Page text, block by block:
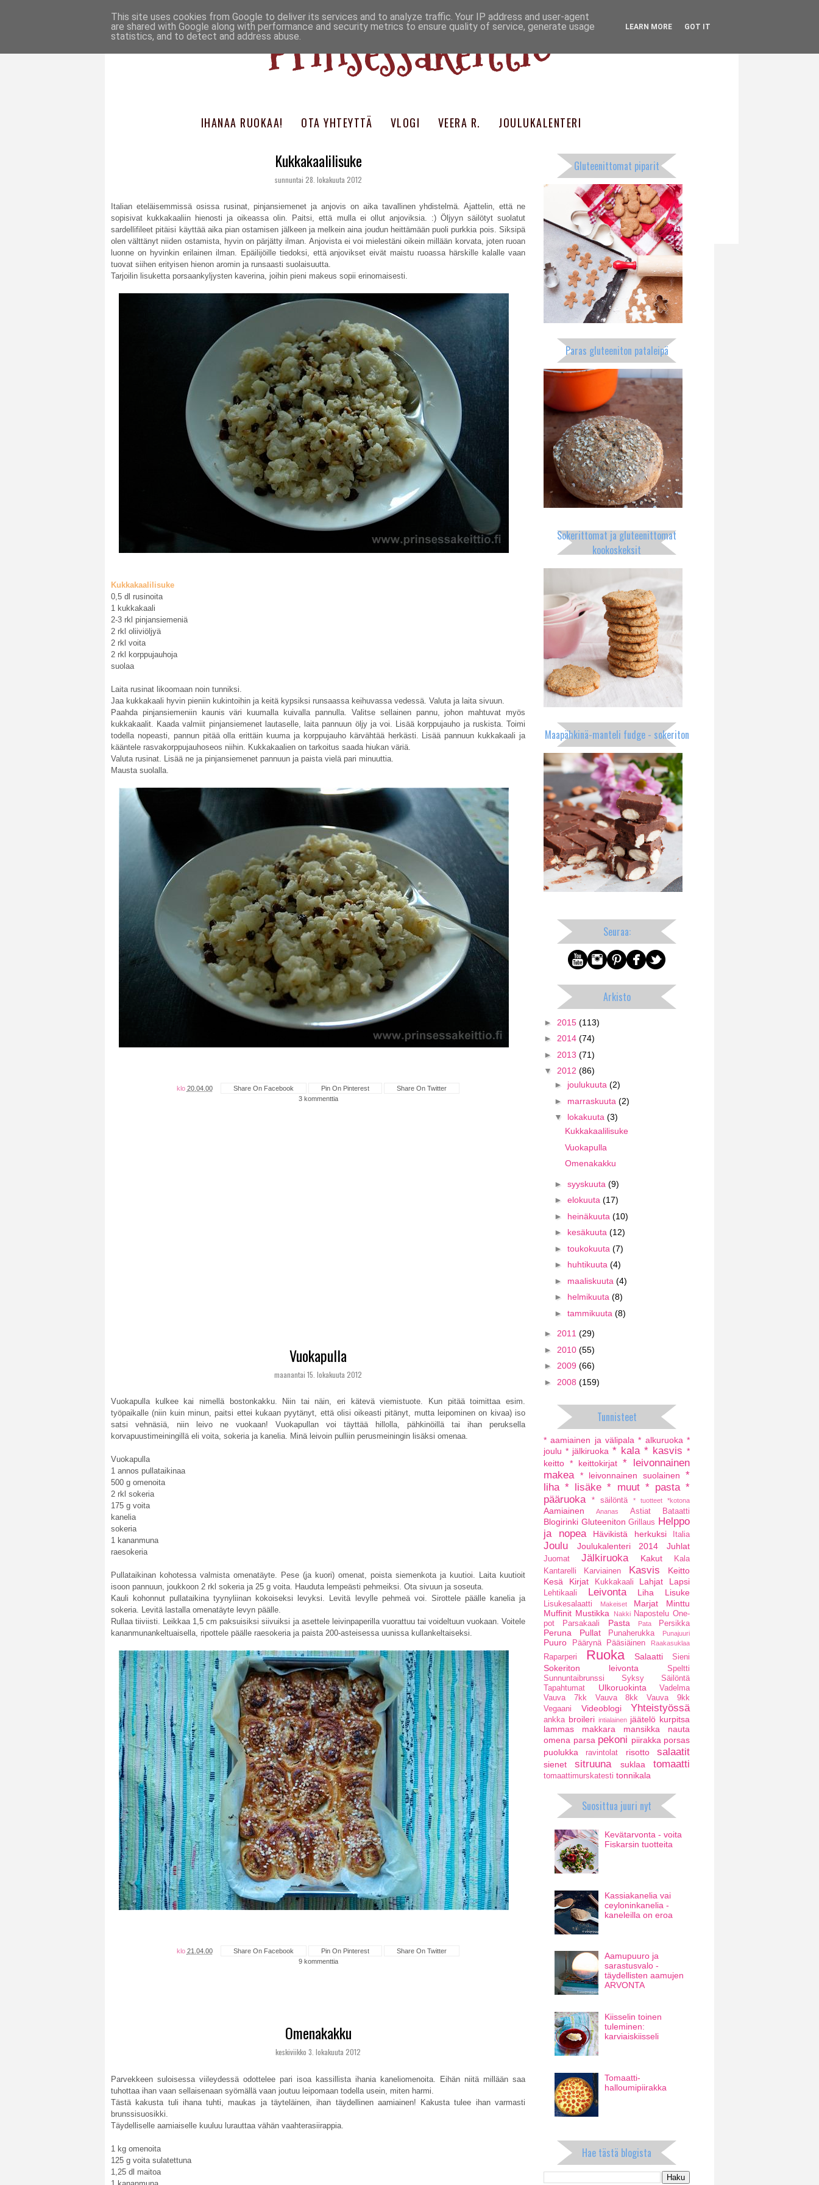
Prinsessakeittiö
IHANAA RUOKAA! OTA YHTEYTTÄ VLOGI VEERA R. JOULUKALENTERI
Kukkakaalilisuke
sunnuntai 28. lokakuuta 2012
Italian eteläisemmissä osissa rusinat, pinjansiemenet ja anjovis on aika tavallinen yhdistelmä. Ajattelin, että ne
sopisivat kukkakaaliin hienosti ja oikeassa olin. Paitsi, että mulla ei ollut anjoviksia. :) Öljyyn säilötyt suolatut
sardellifileet pitäisi käyttää aika pian ostamisen jälkeen ja melkein aina joudun heittämään puoli purkkia pois. Siksipä
olen välttänyt niiden ostamista, hyvin on pärjätty ilman. Anjovista ei voi mielestäni oikein millään korvata, joten ruoan
luonne on hyvinkin erilainen ilman. Epäilijöille tiedoksi, että anjovikset eivät maistu ruoassa härskille kalalle vaan
tuovat siihen erityisen hienon aromin ja runsaasti suolaisuutta.
Tarjoilin lisuketta porsaankyljysten kaverina, joihin pieni makeus sopii erinomaisesti.
Kukkakaalilisuke
0,5 dl rusinoita
1 kukkakaali
2-3 rkl pinjansiemeniä
2 rkl oliiviöljyä
2 rkl voita
2 rkl korppujauhoja
suolaa
Laita rusinat likoomaan noin tunniksi.
Jaa kukkakaali hyvin pieniin kukintoihin ja keitä kypsiksi runsaassa keihuvassa vedessä. Valuta ja laita sivuun.
Paahda pinjansiemeniin kaunis väri kuumalla kuivalla pannulla. Valitse sellainen pannu, johon mahtuvat myös
kukkakaalit. Kaada valmiit pinjansiemenet lautaselle, laita pannuun öljy ja voi. Lisää korppujauho ja ruskista. Toimi
todella nopeasti, pannun pitää olla erittäin kuuma ja korppujauho kärvähtää herkästi. Lisää pannuun kukkakaali ja
kääntele rasvakorppujauhoseos niihin. Kukkakaalien on tarkoitus saada hiukan väriä.
Valuta rusinat. Lisää ne ja pinjansiemenet pannuun ja paista vielä pari minuuttia.
Mausta suolalla.
klo 20.04.00 Share On Facebook Pin On Pinterest
Share On Twitter
3 kommenttia
Vuokapulla
maanantai 15. lokakuuta 2012
Vuokapulla kulkee kai nimellä bostonkakku. Niin tai näin, eri kätevä viemistuote. Kun pitää toimittaa esim.
työpaikalle (niin kuin minun, paitsi ettei kukaan pyytänyt, että olisi oikeasti pitänyt, mutta leipominen on kivaa) iso
satsi vehnäsiä, niin leivo ne vuokaan! Vuokapullan voi täyttää hillolla, pähkinöillä tai ihan peruksella
korvapuustimeiningillä eli voita, sokeria ja kanelia. Minä leivoin pulliin perusmeiningin lisäksi omenaa.
Vuokapulla
1 annos pullataikinaa
500 g omenoita
2 rkl sokeria
175 g voita
kanelia
sokeria
1 kananmuna
raesokeria
Pullataikinan kohotessa valmista omenatäyte. Pese (ja kuori) omenat, poista siemenkota ja kuutioi. Laita kuutioit
isoon pannuun, joukkoon 2 rkl sokeria ja 25 g voita. Hauduta lempeästi pehmeiksi. Ota sivuun ja soseuta.
Kauli kohonnut pullataikina tyynyliinan kokoiseksi levyksi. Levitä levylle pehmeä voi. Sirottele päälle kanelia ja
sokeria. Levitä lastalla omenatäyte levyn päälle.
Rullaa tiiviisti. Leikkaa 1,5 cm paksuisiksi siivuiksi ja asettele leivinpaperilla vuorattuu tai voideltuun vuokaan. Voitele
kananmunankeltuaisella, ripottele päälle raesokeria ja paista 200-asteisessa uunissa kullankeltaiseksi.
klo 21.04.00 Share On Facebook Pin On Pinterest
Share On Twitter
9 kommenttia
Omenakakku
keskiviikko 3. lokakuuta 2012
Parvekkeen suloisessa viileydessä odottelee pari isoa kassillista ihania kaneliomenoita. Eihän niitä millään saa
tuhottaa ihan vaan sellaisenaan syömällä vaan joutuu leipomaan todella usein, miten harmi.
Tästä kakusta tuli ihana tuhti, maukas ja täyteläinen, ihan täydellinen aamiainen! Kakusta tulee ihan varmasti
brunssisuosikki.
Täydelliselle aamiaiselle kuuluu lurauttaa vähän vaahterasiirappia.
1 kg omenoita
125 g voita sulatettuna
1,25 dl maitoa
Gluteenittomat piparit
Paras gluteeniton pataleipä
Sokerittomat ja gluteenittomat
kookoskeksit
Maapähkinä-manteli fudge - sokeriton
Seuraa:
Arkisto
► 2015 (113)
► 2014 (74)
► 2013 (71)
▼ 2012 (86)
► joulukuuta (2)
► marraskuuta (2)
▼ lokakuuta (3)
Kukkakaalilisuke
Vuokapulla
Omenakakku
► syyskuuta (9)
► elokuuta (17)
► heinäkuuta (10)
► kesäkuuta (12)
► toukokuuta (7)
► huhtikuuta (4)
► maaliskuuta (4)
► helmikuuta (8)
► tammikuuta (8)
► 2011 (29)
► 2010 (55)
► 2009 (66)
► 2008 (159)
Tunnisteet
* aamiainen ja välipala * alkuruoka *
joulu * jälkiruoka * kala * kasvis *
keitto * keittokirjat * leivonnainen
makea
* leivonnainen suolainen
*
liha * lisäke * muut * pasta *
pääruoka
* säilöntä * tuotteet *kotona
Aamiainen Ananas Astiat Bataatti
Blogirinki Gluteeniton Grillaus Helppo
ja nopea
Hävikistä herkuksi Italia
Joulu Joulukalenteri 2014 Juhlat
Juomat Jälkiruoka Kakut
Kala
Kantarelli
Karviainen Kasvis
Keitto
Kesä
Kirjat Kukkakaali Lahjat Lapsi
Lehtikaali Leivonta Liha Lisuke
Lisukesalaatti Makeiset Marjat
Minttu
Muffinit Mustikka Nakki Napostelu One-
pot
Parsakaali Pasta Pata Persikka
Peruna Pullat Punaherukka Punajuuri
Puuro Päärynä Pääsiäinen Raakasuklaa
Raparperi Ruoka Salaatti Sieni
Sokeriton leivonta
Speltti
Sunnuntaibrunssi
Syksy
Säilöntä
Tapahtumat
Ulkoruokinta
Vadelma
Vauva 7kk
Vauva 8kk
Vauva 9kk
Vegaani
Videoblogi Yhteistyössä
ankka broileri intialainen jäätelö kurpitsa
lammas
makkara mansikka
nauta
omena parsa pekoni piirakka porsas
puolukka
ravintolat risotto salaatit
sienet sitruuna suklaa tomaatti
tomaattimurskatesti tonnikala
Suosittua juuri nyt
Kevätarvonta - voita
Fiskarsin tuotteita
Kassiakanelia vai
ceyloninkanelia -
kaneleilla on eroa
Aamupuuro ja
sarastusvalo -
täydellisten aamujen
ARVONTA
Kiisselin toinen
tuleminen:
karviaiskiisseli
Tomaatti-
halloumipiirakka
Hae tästä blogista
This site uses cookies from Google to deliver its services and to analyze traffic. Your IP address and user-agent
are shared with Google along with performance and security metrics to ensure quality of service, generate usage
statistics, and to detect and address abuse.
LEARN MORE GOT IT